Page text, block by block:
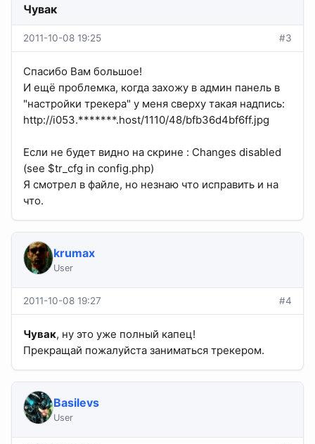
Чувак
2011-10-08 19:25 #3
Спасибо Вам большое!
И ещё проблемка, когда захожу в админ панель в
"настройки трекера" у меня сверху такая надпись:
http://i053.*******.host/1110/48/bfb36d4bf6ff.jpg
Если не будет видно на скрине : Changes disabled
(see $tr_cfg in config.php)
Я смотрел в файле, но незнаю что исправить и на
что.
krumax
User
2011-10-08 19:27 #4
Чувак, ну это уже полный капец!
Прекращай пожалуйста заниматься трекером.
Basilevs
User